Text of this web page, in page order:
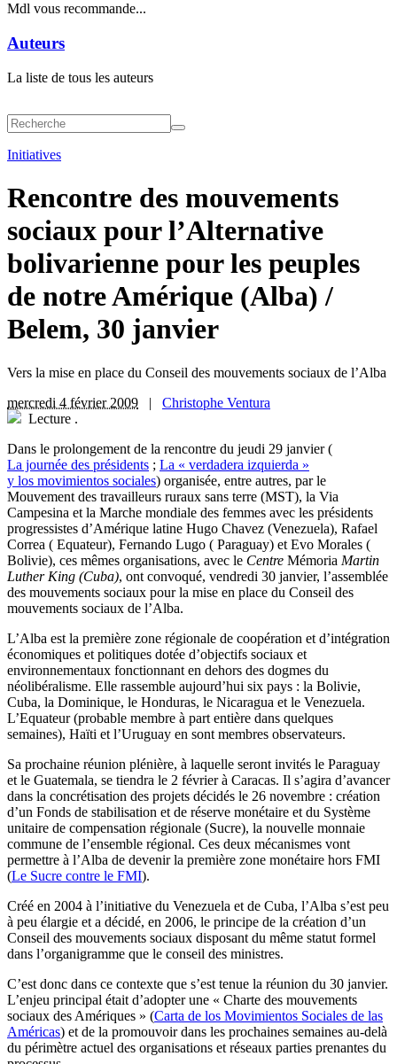
Mdl vous recommande...
Auteurs
La liste de tous les auteurs
Initiatives
Rencontre des mouvements
sociaux pourl’Alternative
bolivarienne pour les peuples
de notre Amérique (Alba) /
Belem, 30 janvier
Vers la mise en place du Conseil des mouvements sociaux de l’Alba
mercredi 4 février 2009 | Christophe Ventura
Lecture .
Dans le prolongement de la rencontre du jeudi 29 janvier (
La journée des présidents ; La « verdadera izquierda »
y los movimientos sociales) organisée, entre autres, par le
Mouvement des travailleurs ruraux sans terre (MST), la Via
Campesina et la Marche mondiale des femmes avec les présidents
progressistes d’Amérique latine Hugo Chavez (Venezuela), Rafael
Correa ( Equateur), Fernando Lugo ( Paraguay) et Evo Morales (
Bolivie), ces mêmes organisations, avec le Centre Mémoria Martin
Luther King (Cuba), ont convoqué, vendredi 30 janvier, l’assemblée
des mouvements sociaux pour la mise en place du Conseil des
mouvements sociaux de l’Alba.
L’Alba est la première zone régionale de coopération et d’intégration
économiques et politiques dotée d’objectifs sociaux et
environnementaux fonctionnant en dehors des dogmes du
néolibéralisme. Elle rassemble aujourd’hui six pays : la Bolivie,
Cuba, la Dominique, le Honduras, le Nicaragua et le Venezuela.
L’Equateur (probable membre à part entière dans quelques
semaines), Haïti et l’Uruguay en sont membres observateurs.
Sa prochaine réunion plénière, à laquelle seront invités le Paraguay
et le Guatemala, se tiendra le 2 février à Caracas. Il s’agira d’avancer
dans la concrétisation des projets décidés le 26 novembre : création
d’un Fonds de stabilisation et de réserve monétaire et du Système
unitaire de compensation régionale (Sucre), la nouvelle monnaie
commune de l’ensemble régional. Ces deux mécanismes vont
permettre à l’Alba de devenir la première zone monétaire hors FMI
(Le Sucre contre le FMI).
Créé en 2004 à l’initiative du Venezuela et de Cuba, l’Alba s’est peu
à peu élargie et a décidé, en 2006, le principe de la création d’un
Conseil des mouvements sociaux disposant du même statut formel
dans l’organigramme que le conseil des ministres.
C’est donc dans ce contexte que s’est tenue la réunion du 30 janvier.
L’enjeu principal était d’adopter une « Charte des mouvements
sociaux des Amériques » (Carta de los Movimientos Sociales de las
Américas) et de la promouvoir dans les prochaines semaines au-delà
du périmètre actuel des organisations et réseaux parties prenantes du